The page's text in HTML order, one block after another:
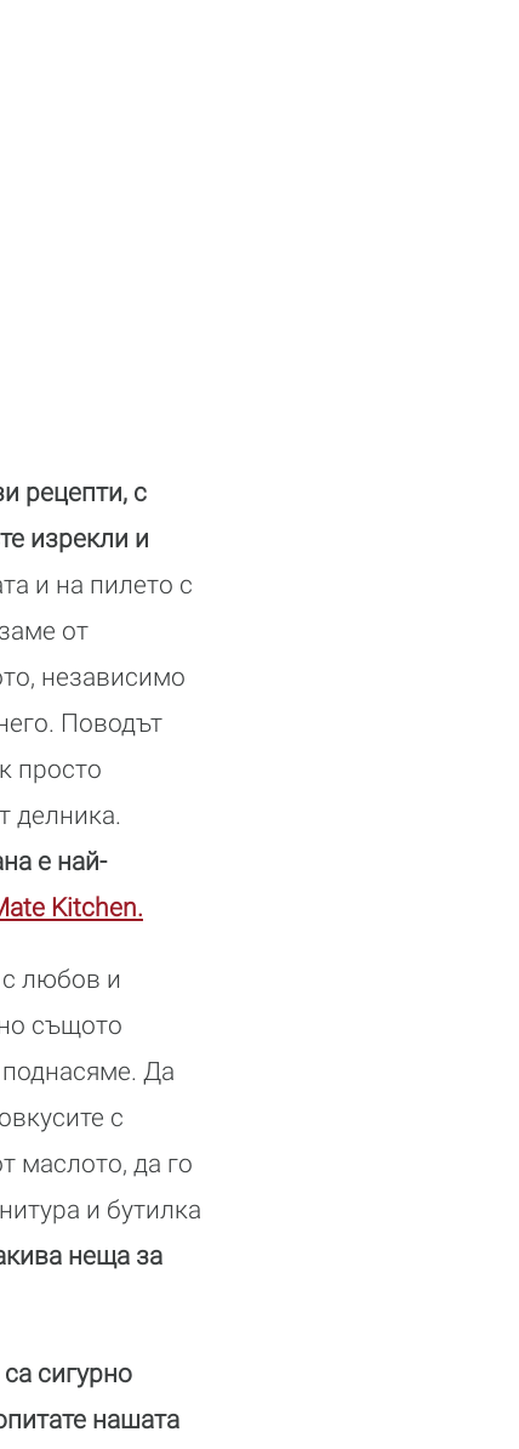
рецепти, с
изрекли и
и на пилето с
от
независимо
Поводът
просто
делника.
е най-
Kitchen.
с любов и
същото
Да
с
маслото, да го
и бутилка
неща за
сигурно
нашата